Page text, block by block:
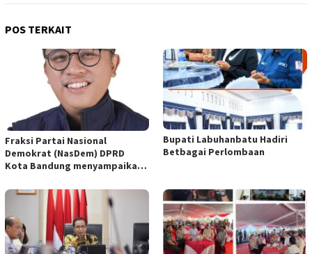
POS TERKAIT
Fraksi Partai Nasional
Demokrat (NasDem) DPRD
Kota Bandung menyampaikan
empat Rancangan Peraturan
Daerah (Raperda) yang
diajukan Pemerintah Kota
Bandung
Bupati Labuhanbatu Hadiri
Betbagai Perlombaan